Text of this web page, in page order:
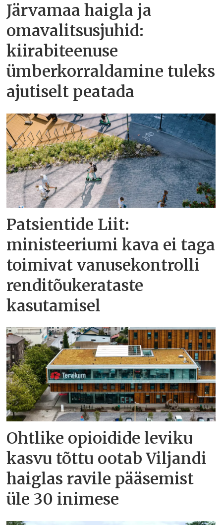
Järvamaa haigla ja
omavalitsusjuhid:
kiirabiteenuse
ümberkorraldamine tuleks
ajutiselt peatada
Patsientide Liit:
ministeeriumi kava ei taga
toimivat vanusekontrolli
renditõukerataste
kasutamisel
Ohtlike opioidide leviku
kasvu tõttu ootab Viljandi
haiglas ravile pääsemist
üle 30 inimese